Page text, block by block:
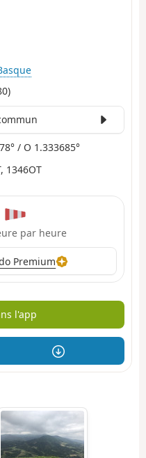
/ O 1.333685°
1346OT
par heure
Premium
l'app